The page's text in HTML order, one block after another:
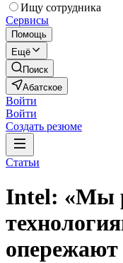
Ищу сотрудника
Сервисы
Помощь
Ещё
Поиск
Абатское
Войти
Войти
Создать резюме
Статьи
Intel: «Мы